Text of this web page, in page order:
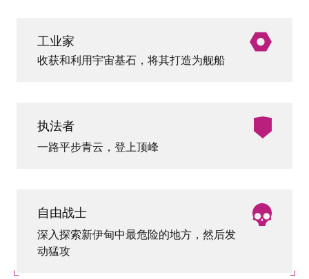
工业家
收获和利用宇宙基石，将其打造为舰船
执法者
一路平步青云，登上顶峰
自由战士
深入探索新伊甸中最危险的地方，然后发
动猛攻